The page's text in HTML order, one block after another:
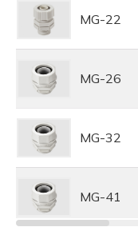
MG-22
MG-26
MG-32
MG-41